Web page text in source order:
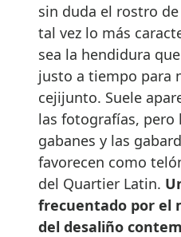
sin duda el rostro de
tal vez lo más
sea la hendidura
justo a tiempo para
cejijunto. Suele
las fotografías, pero
gabanes y las
favorecen como
del Quartier Latin.
frecuentado por el
del desaliño